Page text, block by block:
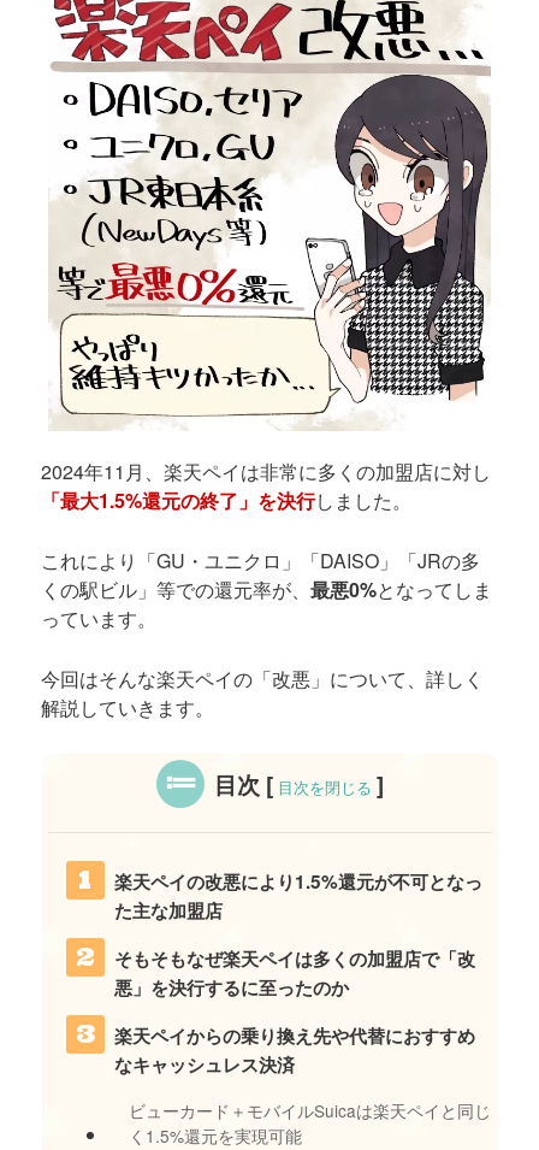
2024年11月、楽天ペイは非常に多くの加盟店に対し
「最大1.5%還元の終了」を決行しました。
これにより「GU・ユニクロ」「DAISO」「JRの多
くの駅ビル」等での還元率が、最悪0%となってしま
っています。
今回はそんな楽天ペイの「改悪」について、詳しく
解説していきます。
目次 [ 目次を閉じる ]
楽天ペイの改悪により1.5%還元が不可となっ
た主な加盟店
そもそもなぜ楽天ペイは多くの加盟店で「改
悪」を決行するに至ったのか
楽天ペイからの乗り換え先や代替におすすめ
なキャッシュレス決済
ビューカード＋モバイルSuicaは楽天ペイと同じ
く1.5%還元を実現可能